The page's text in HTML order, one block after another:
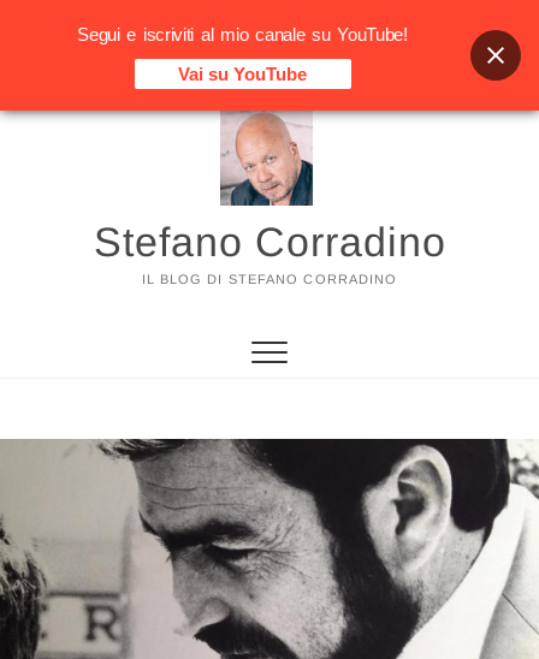
Vai
Stefano Corradino
IL BLOG DI STEFANO CORRADINO
Segui e iscriviti al mio canale su YouTube!
Vai su YouTube